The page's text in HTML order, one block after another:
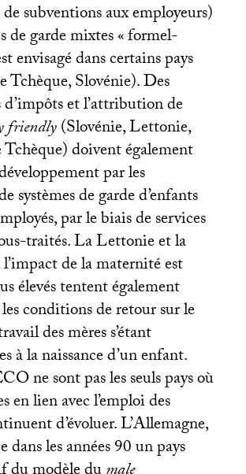
subventions aux employeurs)
de garde mixtes «formel-
envisagé dans certains pays
Tchèque, Slovénie). Des
d’impôts et l’attribution de
friendly(Slovénie, Lettonie,
doivent également
par les
systèmes de garde d’enfants
par le biais de services
traités. La Lettonie et la
de la maternité est
élevés tentent également
conditions de retour sur le
des mères s’étant
à la naissance d’un enfant.
ne sont pas les seuls pays où
en lien avec l’emploi des
d’évoluer. L’Allemagne,
dans les années 90 un pays